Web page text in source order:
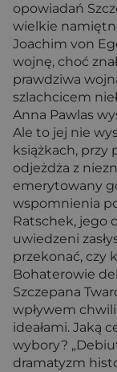
opowiadań
wielkie
Joachim von
wojnę, choć
prawdziwa
szlachcicem
Anna Pawlas
Ale to jej nie
książkach, przy
odjeżdża z
emerytowany
wspomnienia
Ratschek, jego
uwiedzeni
przekonać, czy
Bohaterowie
Szczepana
wpływem
ideałami. Jaką
wybory?
dramatyzm